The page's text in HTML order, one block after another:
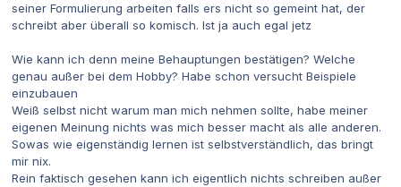
seiner Formulierung arbeiten falls ers nicht so gemeint hat, der
schreibt aber überall so komisch. Ist ja auch egal jetz
Wie kann ich denn meine Behauptungen bestätigen? Welche
genau außer bei dem Hobby? Habe schon versucht Beispiele
einzubauen
Weiß selbst nicht warum man mich nehmen sollte, habe meiner
eigenen Meinung nichts was mich besser macht als alle anderen.
Sowas wie eigenständig lernen ist selbstverständlich, das bringt
mir nix.
Rein faktisch gesehen kann ich eigentlich nichts schreiben außer